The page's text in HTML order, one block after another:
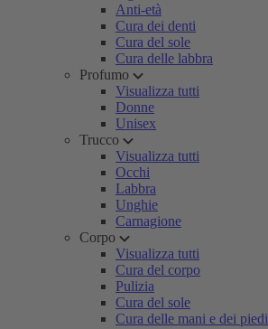
Anti-età
Cura dei denti
Cura del sole
Cura delle labbra
Profumo
Visualizza tutti
Donne
Unisex
Trucco
Visualizza tutti
Occhi
Labbra
Unghie
Carnagione
Corpo
Visualizza tutti
Cura del corpo
Pulizia
Cura del sole
Cura delle mani e dei piedi